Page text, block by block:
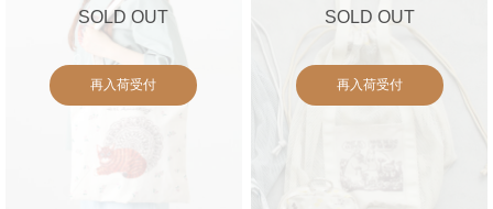
SOLD OUT
再入荷受付
SOLD OUT
再入荷受付